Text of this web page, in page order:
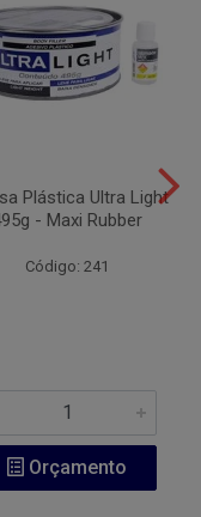
Plástica Ultra Light
- Maxi Rubber
Código: 241
Orçamento